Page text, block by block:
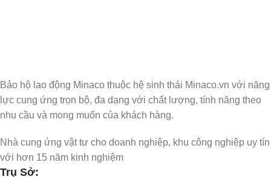
Bảo hộ lao động Minaco thuộc hệ sinh thái Minaco.vn với năng
lực cung ứng trọn bộ, đa dạng với chất lượng, tính năng theo
nhu cầu và mong muốn của khách hàng.
Nhà cung ứng vật tư cho doanh nghiệp, khu công nghiệp uy tín
với hơn 15 năm kinh nghiệm
Trụ Sở: